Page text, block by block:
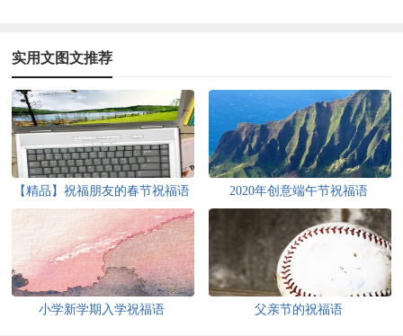
实用文图文推荐
【精品】祝福朋友的春节祝福语
集合10篇
2020年创意端午节祝福语
小学新学期入学祝福语 父亲节的祝福语